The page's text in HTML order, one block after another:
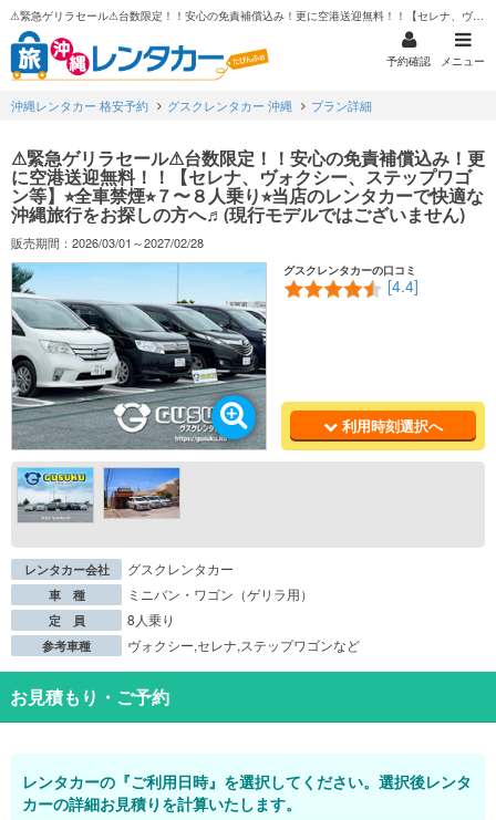
⚠︎緊急ゲリラセール⚠︎台数限定！！安心の免責補償込み！更に空港送迎無料！！【セレナ、ヴォクシー、ステップワゴン等】⭐︎全車禁煙⭐︎７〜８人乗り⭐︎当店のレンタカーで快適な沖縄旅行をお探しの方へ♬(現行モデルではございません)
予約確認 メニュー
沖縄レンタカー 格安予約 グスクレンタカー 沖縄 プラン詳細
⚠︎緊急ゲリラセール⚠︎台数限定！！安心の免責補償込み！更
に空港送迎無料！！【セレナ、ヴォクシー、ステップワゴ
ン等】⭐︎全車禁煙⭐︎７〜８人乗り⭐︎当店のレンタカーで快適な
沖縄旅行をお探しの方へ♬(現行モデルではございません)
販売期間：2026/03/01～2027/02/28
グスクレンタカーの口コミ
[4.4]
利用時刻選択へ
レンタカー会社 グスクレンタカー
車 種 ミニバン・ワゴン（ゲリラ用）
定 員 8人乗り
参考車種 ヴォクシー,セレナ,ステップワゴンなど
お見積もり・ご予約
レンタカーの『ご利用日時』を選択してください。選択後レンタ
カーの詳細お見積りを計算いたします。